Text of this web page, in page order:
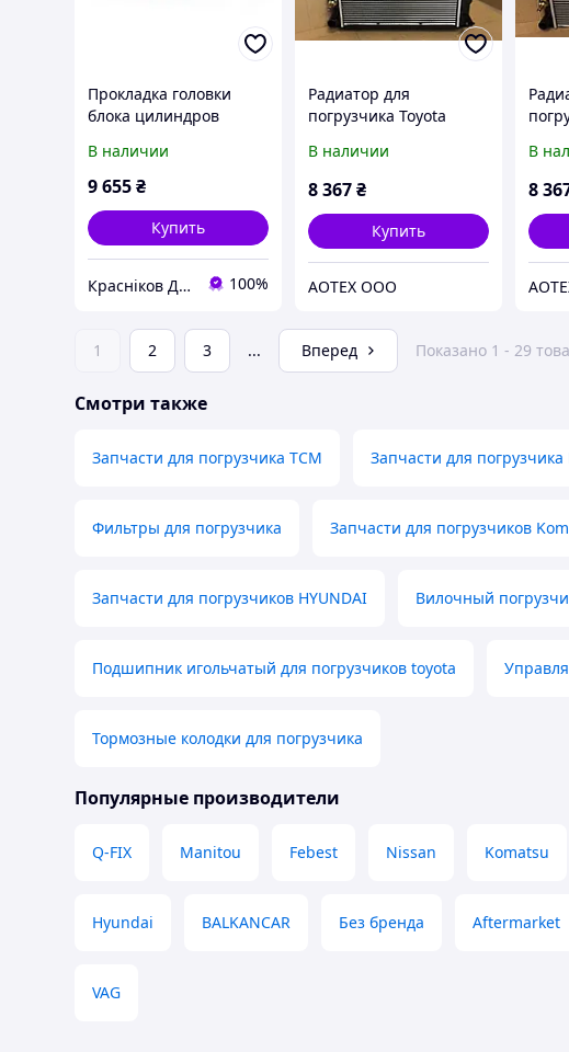
Прокладка головки
блока цилиндров
вилочного погрузчика
Toyota 11115-78330-71
В наличии
9 655₴
Купить
Красніков Д.Ю. 100%
Радиатор для
погрузчика Toyota
водомаслянный
В наличии
8 367₴
Купить
АОТЕХ ООО
В
8
1 2 3 ... Вперед Показано 1 - 29
Смотри также
Запчасти для погрузчика TCM Запчасти для погрузчика
Фильтры для погрузчика Запчасти для погрузчиков
Запчасти для погрузчиков HYUNDAI Вилочный
Подшипник игольчатый для погрузчиков toyota
Тормозные колодки для погрузчика
Популярные производители
Q-FIX Manitou Febest Nissan Komatsu
Hyundai BALKANCAR Без бренда Aftermarket
VAG